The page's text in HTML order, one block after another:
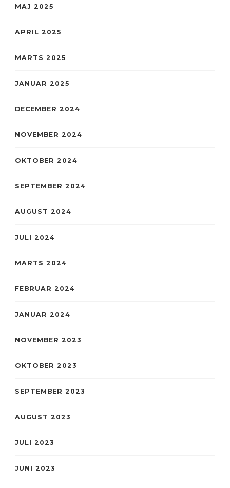
MAJ 2025
APRIL 2025
MARTS 2025
JANUAR 2025
DECEMBER 2024
NOVEMBER 2024
OKTOBER 2024
SEPTEMBER 2024
AUGUST 2024
JULI 2024
MARTS 2024
FEBRUAR 2024
JANUAR 2024
NOVEMBER 2023
OKTOBER 2023
SEPTEMBER 2023
AUGUST 2023
JULI 2023
JUNI 2023